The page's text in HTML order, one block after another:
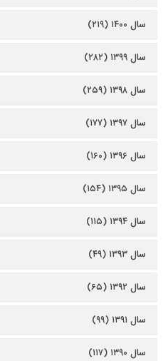
سال ۱۴۰۰ (۲۱۹)
سال ۱۳۹۹ (۲۸۲)
سال ۱۳۹۸ (۲۵۹)
سال ۱۳۹۷ (۱۷۷)
سال ۱۳۹۶ (۱۶۰)
سال ۱۳۹۵ (۱۵۴)
سال ۱۳۹۴ (۱۱۵)
سال ۱۳۹۳ (۴۹)
سال ۱۳۹۲ (۶۵)
سال ۱۳۹۱ (۹۹)
سال ۱۳۹۰ (۱۱۷)